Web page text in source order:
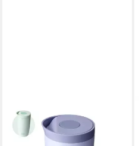
Thermobecher 350ml für
Kaffee oder Tee,
auslaufsicher, Easy Quick-
UVP35,00 €